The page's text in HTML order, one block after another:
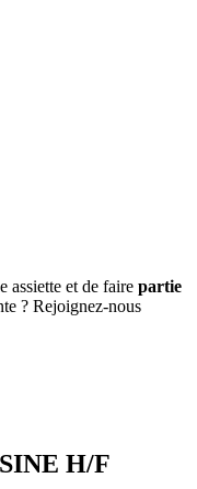
assiette et de faire partie
? Rejoignez-nous
H/F